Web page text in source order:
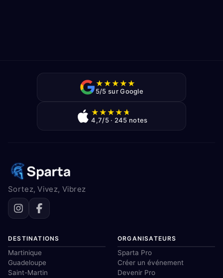
★★★★★
5/5 sur Google
★★★★★
4,7/5 · 245 notes
Sortez, Vivez, Vibrez
DESTINATIONS
Martinique
Guadeloupe
Saint-Martin
ORGANISATEURS
Sparta Pro
Créer un événement
Devenir Pro